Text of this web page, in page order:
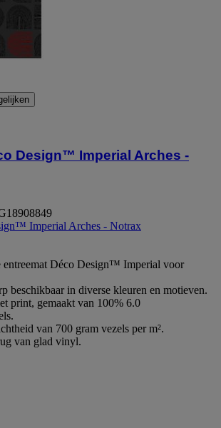
Design™ Imperial Arches -
Imperial Arches - Notrax
entreemat Déco Design™ Imperial voor
beschikbaar in diverse kleuren en motieven.
print, gemaakt van 100% 6.0
van 700 gram vezels per m².
van glad vinyl.